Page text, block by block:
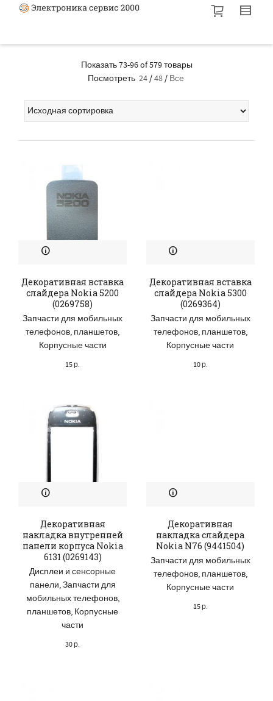
Показать 73-96 of 579 товары
Посмотреть 24/48/ Все
Декоративная вставка
слайдера Nokia 5200
(0269758)
Запчасти для мобильных
телефонов, планшетов,
Корпусные части
15р.
Декоративная вставка
слайдера Nokia 5300
(0269364)
Запчасти для мобильных
телефонов, планшетов,
Корпусные части
10р.
Декоративная
накладка внутренней
панели корпуса Nokia
6131 (0269143)
Дисплеи и сенсорные
панели,Запчасти для
мобильных телефонов,
планшетов, Корпусные
части
30р.
Декоративная
накладка слайдера
Nokia N76 (9441504)
Запчасти для мобильных
телефонов, планшетов,
Корпусные части
15р.